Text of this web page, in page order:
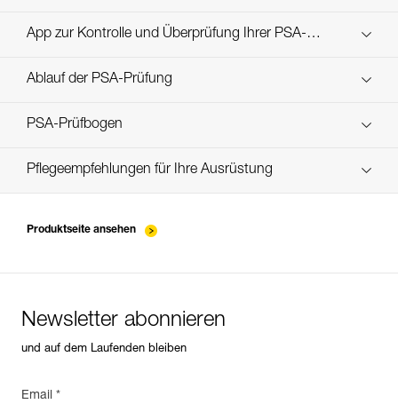
Technical Notice
Technical Notice
App zur Kontrolle und Überprüfung Ihrer PSA-
Bestände Entdecken Sie ePPEcentre
Ablauf der PSA-Prüfung
verif EPI-CONNECTEURS-procedure-DE
PSA-Prüfbogen
verif EPI-suivi-connecteur-DE
Pflegeempfehlungen für Ihre Ausrüstung
Produktseite ansehen
Newsletter abonnieren
und auf dem Laufenden bleiben
Email *